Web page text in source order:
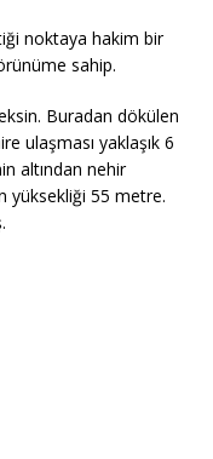
noktaya hakim bir
sahip.
Buradan dökülen
ulaşması yaklaşık 6
altından nehir
yüksekliği 55 metre.